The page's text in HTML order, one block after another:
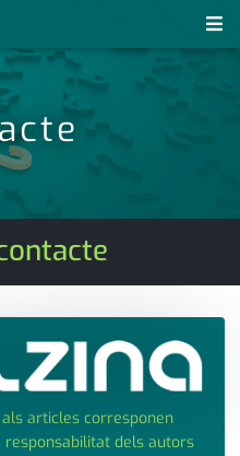
pdf
articles corresponen
dels autors